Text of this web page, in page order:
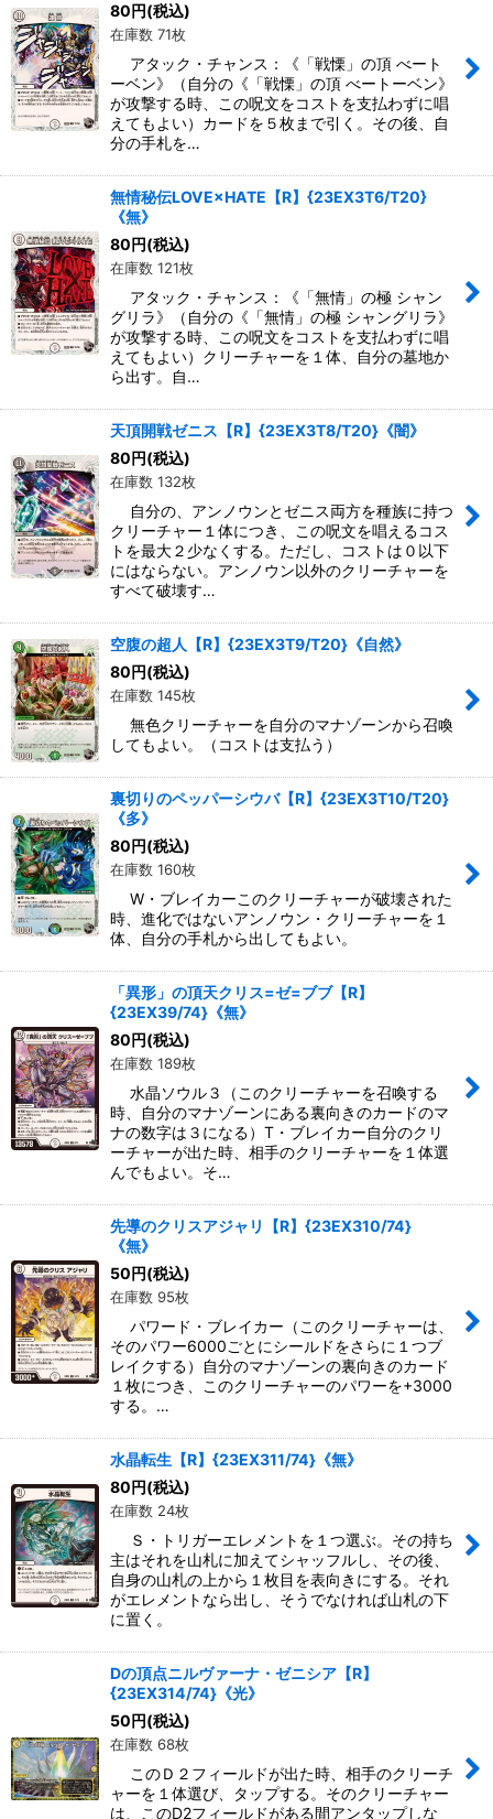
80 円(税込)
在庫数 71枚
アタック・チャンス：《「戦慄」の頂 べート
ーベン》（自分の《「戦慄」の頂 べートーベン》
が攻撃する時、この呪文をコストを支払わずに唱
えてもよい）カードを５枚まで引く。その後、自
分の手札を…
無情秘伝LOVE×HATE【R】{23EX3T6/T20}
《無》
80 円(税込)
在庫数 121枚
アタック・チャンス：《「無情」の極 シャン
グリラ》（自分の《「無情」の極 シャングリラ》
が攻撃する時、この呪文をコストを支払わずに唱
えてもよい）クリーチャーを１体、自分の墓地か
ら出す。自…
天頂開戦ゼニス【R】{23EX3T8/T20}《闇》
80 円(税込)
在庫数 132枚
自分の、アンノウンとゼニス両方を種族に持つ
クリーチャー１体につき、この呪文を唱えるコス
トを最大２少なくする。ただし、コストは０以下
にはならない。アンノウン以外のクリーチャーを
すべて破壊す…
空腹の超人【R】{23EX3T9/T20}《自然》
80 円(税込)
在庫数 145枚
無色クリーチャーを自分のマナゾーンから召喚
してもよい。（コストは支払う）
裏切りのペッパーシウバ【R】{23EX3T10/T20}
《多》
80 円(税込)
在庫数 160枚
W・ブレイカーこのクリーチャーが破壊された
時、進化ではないアンノウン・クリーチャーを１
体、自分の手札から出してもよい。
「異形」の頂天クリス=ゼ=ブブ【R】
{23EX39/74}《無》
80 円(税込)
在庫数 189枚
水晶ソウル３（このクリーチャーを召喚する
時、自分のマナゾーンにある裏向きのカードのマ
ナの数字は３になる）T・ブレイカー自分のクリ
ーチャーが出た時、相手のクリーチャーを１体選
んでもよい。そ…
先導のクリスアジャリ【R】{23EX310/74}
《無》
50 円(税込)
在庫数 95枚
パワード・ブレイカー（このクリーチャーは、
そのパワー6000ごとにシールドをさらに１つブ
レイクする）自分のマナゾーンの裏向きのカード
１枚につき、このクリーチャーのパワーを+3000
する。…
水晶転生【R】{23EX311/74}《無》
80 円(税込)
在庫数 24枚
Ｓ・トリガーエレメントを１つ選ぶ。その持ち
主はそれを山札に加えてシャッフルし、その後、
自身の山札の上から１枚目を表向きにする。それ
がエレメントなら出し、そうでなければ山札の下
に置く。
Dの頂点ニルヴァーナ・ゼニシア【R】
{23EX314/74}《光》
50 円(税込)
在庫数 68枚
このＤ２フィールドが出た時、相手のクリーチ
ャーを１体選び、タップする。そのクリーチャー
は、このD2フィールドがある間アンタップしな